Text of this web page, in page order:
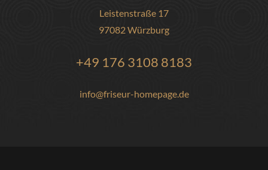
Leistenstraße 17
97082 Würzburg
+49 176 3108 8183
info@friseur-homepage.de